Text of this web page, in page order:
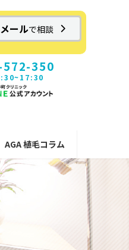
メールで相談
350
AGA 植毛コラム